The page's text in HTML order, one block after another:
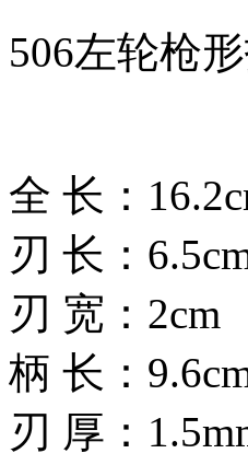
506左轮枪
全 长：
刃 长：
刃 宽：2cm
柄 长：
刃 厚：